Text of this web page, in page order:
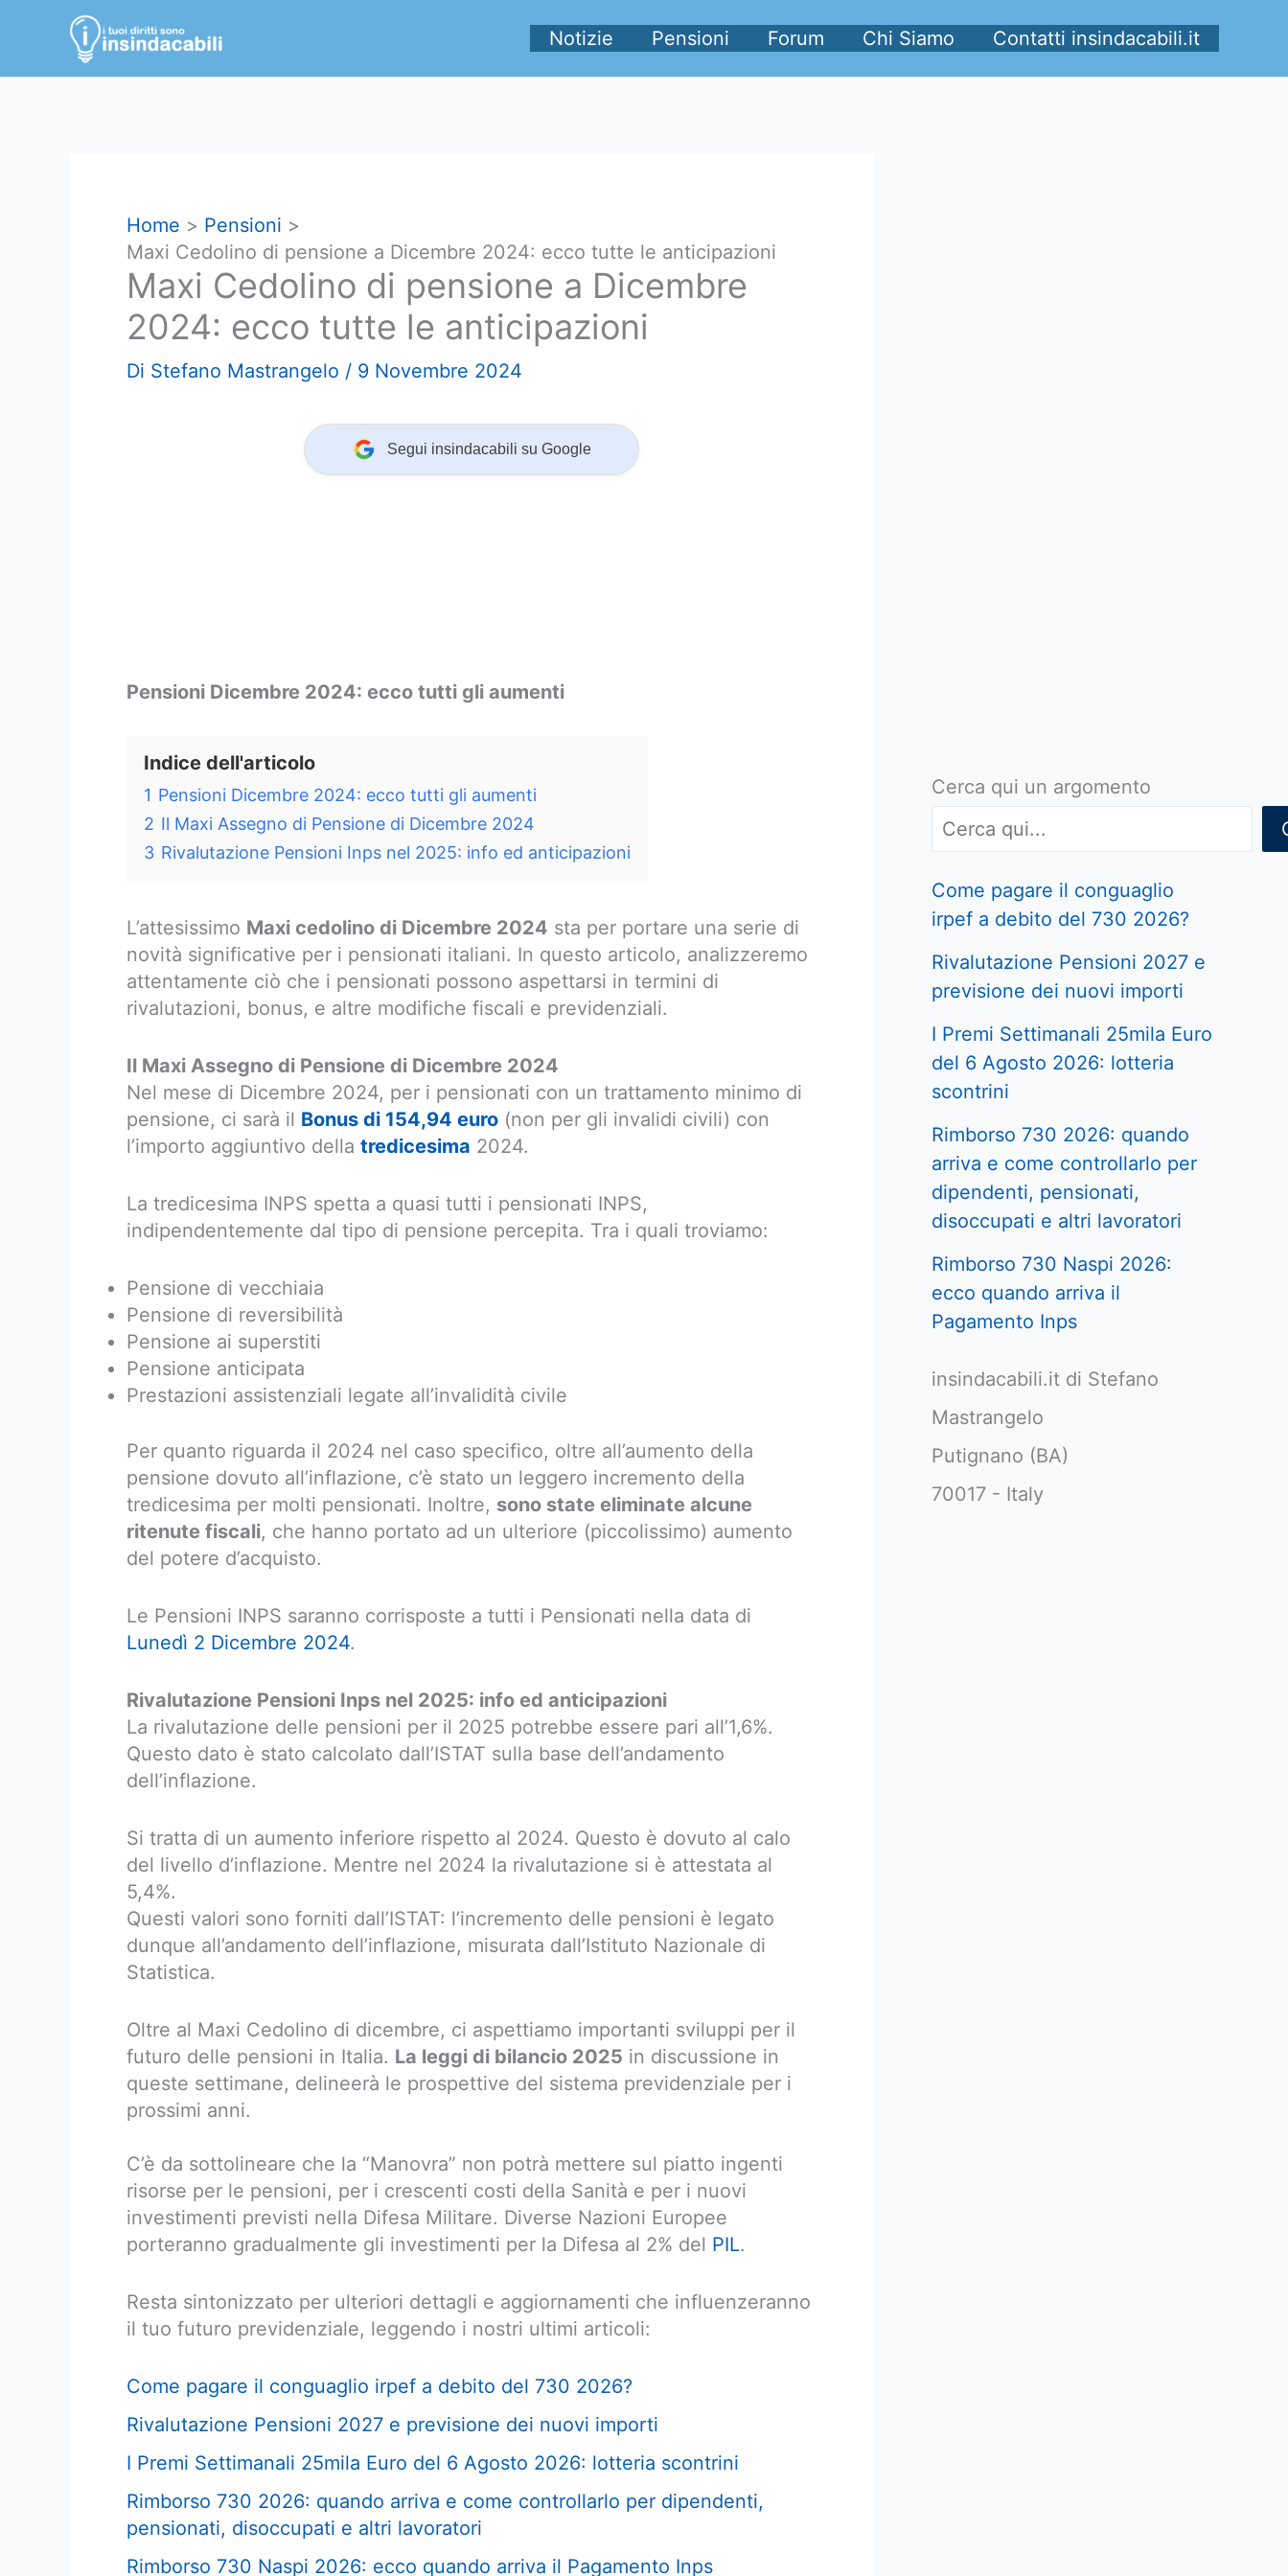
contenuto
Notizie Pensioni Forum Chi Siamo Contatti insindacabili.it
Home
Pensioni
Maxi Cedolino di pensione a Dicembre 2024: ecco tutte le anticipazioni
Maxi Cedolino di pensione a Dicembre
2024: ecco tutte le anticipazioni
Di Stefano Mastrangelo / 9 Novembre 2024
Segui insindacabili su Google
Pensioni Dicembre 2024: ecco tutti gli aumenti
Indice dell'articolo
1 Pensioni Dicembre 2024: ecco tutti gli aumenti
2 Il Maxi Assegno di Pensione di Dicembre 2024
3 Rivalutazione Pensioni Inps nel 2025: info ed anticipazioni
L’attesissimo Maxi cedolino di Dicembre 2024 sta per portare una serie di
novità significative per i pensionati italiani. In questo articolo, analizzeremo
attentamente ciò che i pensionati possono aspettarsi in termini di
rivalutazioni, bonus, e altre modifiche fiscali e previdenziali.
Il Maxi Assegno di Pensione di Dicembre 2024
Nel mese di Dicembre 2024, per i pensionati con un trattamento minimo di
pensione, ci sarà il Bonus di 154,94 euro (non per gli invalidi civili) con
l’importo aggiuntivo della tredicesima 2024.
La tredicesima INPS spetta a quasi tutti i pensionati INPS,
indipendentemente dal tipo di pensione percepita. Tra i quali troviamo:
Pensione di vecchiaia
Pensione di reversibilità
Pensione ai superstiti
Pensione anticipata
Prestazioni assistenziali legate all’invalidità civile
Per quanto riguarda il 2024 nel caso specifico, oltre all’aumento della
pensione dovuto all’inflazione, c’è stato un leggero incremento della
tredicesima per molti pensionati. Inoltre, sono state eliminate alcune
ritenute fiscali, che hanno portato ad un ulteriore (piccolissimo) aumento
del potere d’acquisto.
Le Pensioni INPS saranno corrisposte a tutti i Pensionati nella data di
Lunedì 2 Dicembre 2024.
Rivalutazione Pensioni Inps nel 2025: info ed anticipazioni
La rivalutazione delle pensioni per il 2025 potrebbe essere pari all’1,6%.
Questo dato è stato calcolato dall’ISTAT sulla base dell’andamento
dell’inflazione.
Si tratta di un aumento inferiore rispetto al 2024. Questo è dovuto al calo
del livello d’inflazione. Mentre nel 2024 la rivalutazione si è attestata al
5,4%.
Questi valori sono forniti dall’ISTAT: l’incremento delle pensioni è legato
dunque all’andamento dell’inflazione, misurata dall’Istituto Nazionale di
Statistica.
Oltre al Maxi Cedolino di dicembre, ci aspettiamo importanti sviluppi per il
futuro delle pensioni in Italia. La leggi di bilancio 2025 in discussione in
queste settimane, delineerà le prospettive del sistema previdenziale per i
prossimi anni.
C’è da sottolineare che la “Manovra” non potrà mettere sul piatto ingenti
risorse per le pensioni, per i crescenti costi della Sanità e per i nuovi
investimenti previsti nella Difesa Militare. Diverse Nazioni Europee
porteranno gradualmente gli investimenti per la Difesa al 2% del PIL.
Resta sintonizzato per ulteriori dettagli e aggiornamenti che influenzeranno
il tuo futuro previdenziale, leggendo i nostri ultimi articoli:
Come pagare il conguaglio irpef a debito del 730 2026?
Rivalutazione Pensioni 2027 e previsione dei nuovi importi
I Premi Settimanali 25mila Euro del 6 Agosto 2026: lotteria scontrini
Rimborso 730 2026: quando arriva e come controllarlo per dipendenti,
pensionati, disoccupati e altri lavoratori
Rimborso 730 Naspi 2026: ecco quando arriva il Pagamento Inps
Cerca qui un argomento
Come pagare il conguaglio
irpef a debito del 730 2026?
Rivalutazione Pensioni 2027 e
previsione dei nuovi importi
I Premi Settimanali 25mila Euro
del 6 Agosto 2026: lotteria
scontrini
Rimborso 730 2026: quando
arriva e come controllarlo per
dipendenti, pensionati,
disoccupati e altri lavoratori
Rimborso 730 Naspi 2026:
ecco quando arriva il
Pagamento Inps
insindacabili.it di Stefano
Mastrangelo
Putignano (BA)
70017 - Italy